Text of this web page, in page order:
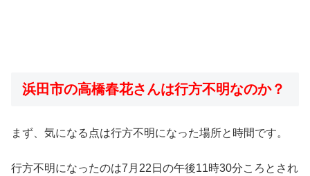
浜田市の高橋春花さんは行方不明なのか？
まず、気になる点は行方不明になった場所と時間です。
行方不明になったのは7月22日の午後11時30分ころとされ